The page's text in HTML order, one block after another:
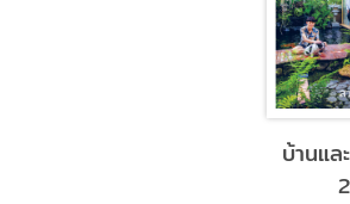
บ้านแ